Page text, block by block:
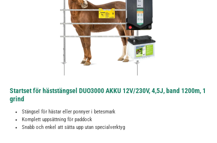
Startset för häststängsel DUO3000 AKKU 12V/230V, 4,5J, band 1200m, 1
grind
Stängsel för hästar eller ponnyer i betesmark
Komplett uppsättning för paddock
Snabb och enkel att sätta upp utan specialverktyg